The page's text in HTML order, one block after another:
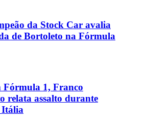
da Stock Car avalia
de Bortoleto na Fórmula
Fórmula 1, Franco
relata assalto durante
Itália